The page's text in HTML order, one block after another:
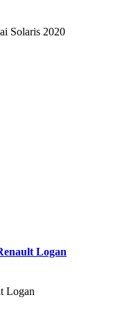
Solaris 2020
Logan
Logan